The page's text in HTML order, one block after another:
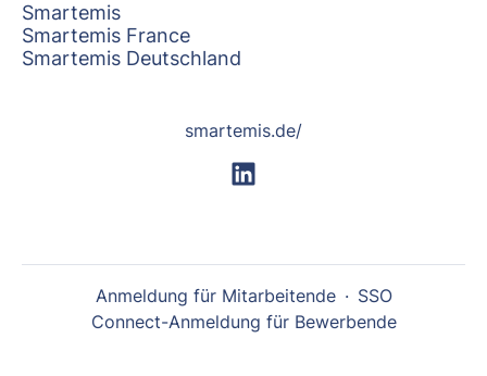
Smartemis
Smartemis France
Smartemis Deutschland
smartemis.de/
Anmeldung für Mitarbeitende · SSO
Connect-Anmeldung für Bewerbende